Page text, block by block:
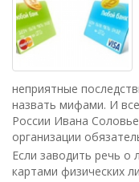
неприятные
назвать мифами. И
России Ивана
организации
Если заводить речь
картами физических